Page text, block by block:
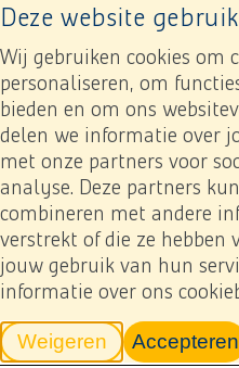
Deze website
Wij gebruiken cookies om
personaliseren, om
bieden en om ons
delen we informatie over
met onze partners voor
analyse. Deze partners
combineren met andere
verstrekt of die ze hebben
jouw gebruik van hun
informatie over ons
Weigerentracking scripts
Accepteren
Naar home pagina
Jaarverslag 2023
Het aandeel
Financiële agenda 2024
Financiële
Voor 2024 zijn de
geagendeerd:
PreviousNext